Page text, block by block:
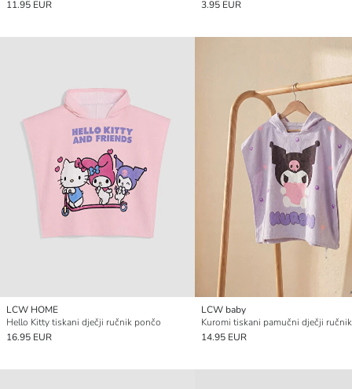
11.95 EUR 3.95 EUR
LCW HOME
Hello Kitty tiskani dječji ručnik pončo
16.95 EUR
LCW baby
Kuromi tiskani pamučni dječji
14.95 EUR